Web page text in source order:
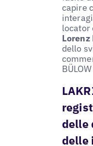
capire
locator
Lorenz
dello
BÜLOW
delle
delle